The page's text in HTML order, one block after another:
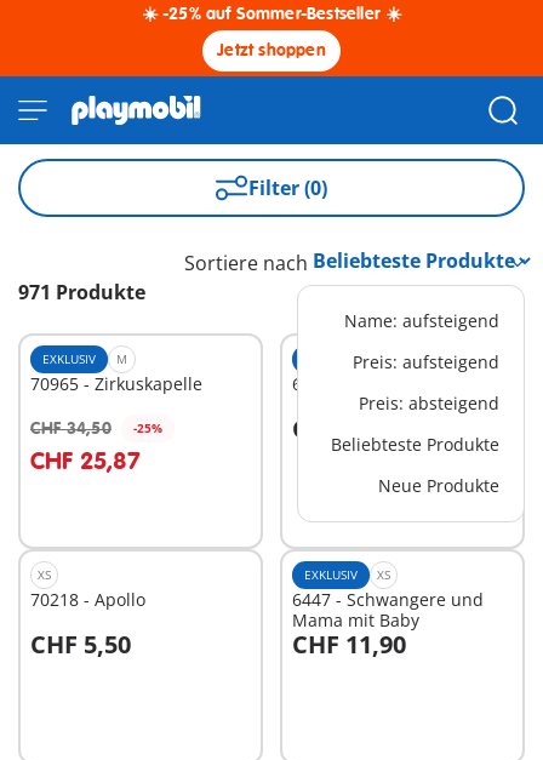
☀️ -25% auf Sommer-Bestseller ☀️
Jetzt shoppen
Filter (0)
971 Produkte
Sortiere nach
Name: aufsteigend
Preis: aufsteigend
Preis: absteigend
Beliebteste Produkte
Neue Produkte
EXKLUSIV M
70965 - Zirkuskapelle
CHF 34,50 -25%
CHF 25,87
In den Warenkorb
EXKLUSIV XS
6322 - Indianerfamilie
CHF 12,90
In den Warenkorb
XS
70218 - Apollo
CHF 5,50
In den Warenkorb
EXKLUSIV XS
6447 - Schwangere und
Mama mit Baby
CHF 11,90
In den Warenkorb